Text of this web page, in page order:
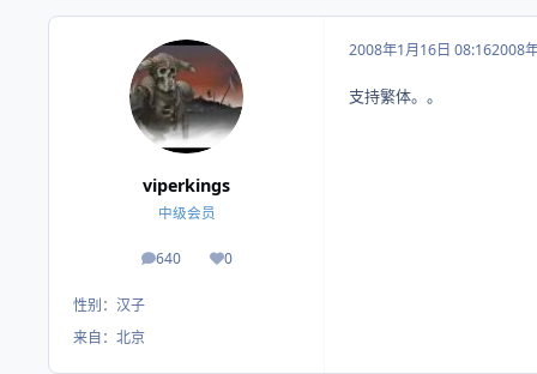
viperkings
中级会员
640
帖子 0
荣誉积分
性别： 汉子
来自： 北京
2008年1月16日 08:162008
支持繁体。。